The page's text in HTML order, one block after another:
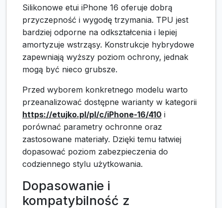
Silikonowe etui iPhone 16 oferuje dobrą
przyczepność i wygodę trzymania. TPU jest
bardziej odporne na odkształcenia i lepiej
amortyzuje wstrząsy. Konstrukcje hybrydowe
zapewniają wyższy poziom ochrony, jednak
mogą być nieco grubsze.
Przed wyborem konkretnego modelu warto
przeanalizować dostępne warianty w kategorii
https://etujko.pl/pl/c/iPhone-16/410 i
porównać parametry ochronne oraz
zastosowane materiały. Dzięki temu łatwiej
dopasować poziom zabezpieczenia do
codziennego stylu użytkowania.
Dopasowanie i
kompatybilność z